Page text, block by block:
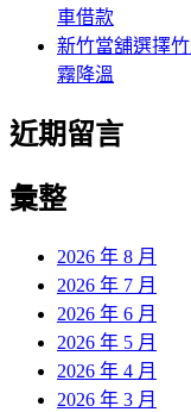
車借款
新竹當舖選擇
霧降溫
近期留言
彙整
2026 年 8 月
2026 年 7 月
2026 年 6 月
2026 年 5 月
2026 年 4 月
2026 年 3 月